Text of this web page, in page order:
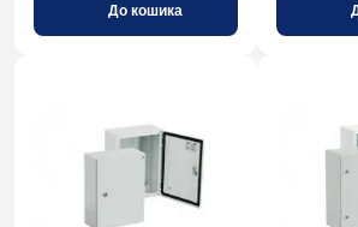
До кошика